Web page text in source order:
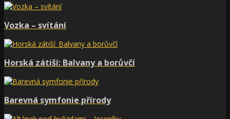
Vozka – svítání
Horská zátiší: Balvany a borůvčí
Barevná symfonie přírody